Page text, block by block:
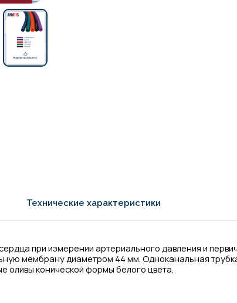
Технические характеристики
при измерении артериального давления и
мембрану диаметром 44 мм. Одноканальная
оливы конической формы белого цвета.